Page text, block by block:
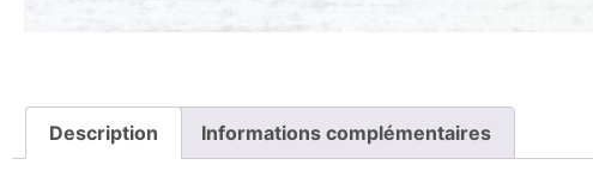
Description Informations complémentaires